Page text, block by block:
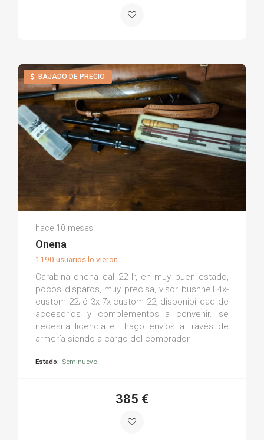
BAJADO DE PRECIO
José A B.
hace 10 meses
Onena
1190 usuarios lo vieron
Carabina onena call.22 lr, en muy buen estado,
pocos disparos, muy precisa, visor bushnell 4x-
custom 22; ó 3x-7x custom 22, disponibilidad de
accesorios y complementos a convenir. se
necesita licencia e.. hago envíos a través de
armería siendo a cargo del comprador
Estado: Seminuevo
385 €